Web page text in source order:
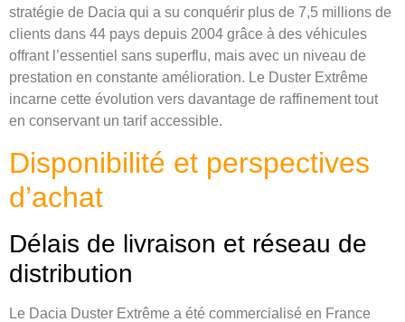
stratégie de Dacia qui a su conquérir plus de 7,5 millions de
clients dans 44 pays depuis 2004 grâce à des véhicules
offrant l’essentiel sans superflu, mais avec un niveau de
prestation en constante amélioration. Le Duster Extrême
incarne cette évolution vers davantage de raffinement tout
en conservant un tarif accessible.
Disponibilité et perspectives
d’achat
Délais de livraison et réseau de
distribution
Le Dacia Duster Extrême a été commercialisé en France